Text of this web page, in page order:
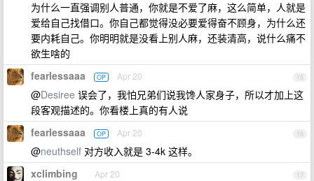
为什么一直强调别人普通，你就是不爱了麻，这么简单，人就是
爱给自己找借口。你自己都觉得没必要爱得奋不顾身，为什么还
要内耗自己。你明明就是没看上别人麻，还装清高，说什么痛不
欲生啥的
15
fearlessaaa OP Apr 20
@Desiree 误会了，我怕兄弟们说我馋人家身子，所以才加上这
段客观描述的。你看楼上真的有人说
16
fearlessaaa OP Apr 20
@neuthself 对方收入就是 3-4k 这样。
17
xclimbing Apr 20